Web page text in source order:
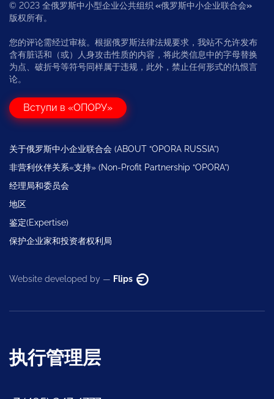
© 2023 全俄罗斯中小型企业公共组织 «俄罗斯中小企业联合会»
版权所有。
您的评论需经过审核。根据俄罗斯法律法规要求，我站不允许发布
含有脏话和（或）人身攻击性质的内容，将此类信息中的字母替换
为点、破折号等符号同样属于违规，此外，禁止任何形式的仇恨言
论。
Вступи в «ОПОРУ»
关于俄罗斯中小企业联合会 (ABOUT “OPORA RUSSIA”)
非营利伙伴关系«支持» (Non-Profit Partnership “OPORA”)
经理局和委员会
地区
鉴定(Expertise)
保护企业家和投资者权利局
Website developed by — Flips
执行管理层